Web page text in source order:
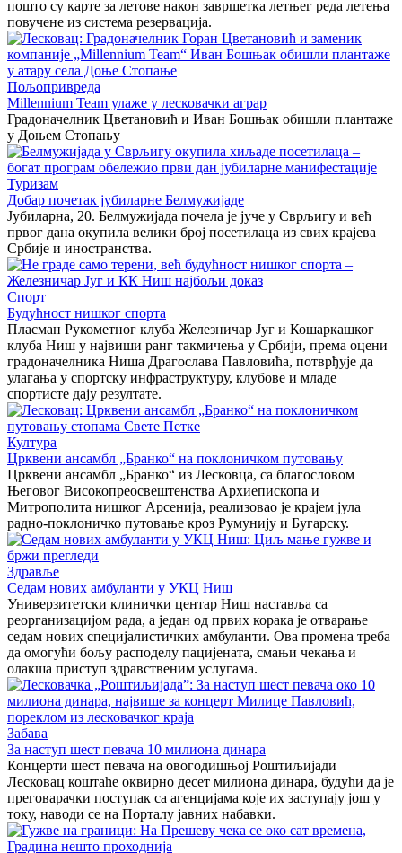
пошто су карте за летове након завршетка летњег реда летења
повучене из система резервација.
Пољопривреда
Millennium Team улаже у лесковачки аграр
Градоначелник Цветановић и Иван Бошњак обишли плантаже
у Доњем Стопању
Туризам
Добар почетак јубиларне Белмужијаде
Јубиларна, 20. Белмужијада почела је јуче у Сврљигу и већ
првог дана окупила велики број посетилаца из свих крајева
Србије и иностранства.
Спорт
Будућност нишког спорта
Пласман Рукометног клуба Железничар Југ и Кошаркашког
клуба Ниш у највиши ранг такмичења у Србији, према оцени
градоначелника Ниша Драгослава Павловића, потврђује да
улагања у спортску инфраструктуру, клубове и младе
спортисте дају резултате.
Култура
Црквени ансамбл „Бранко“ на поклоничком путовању
Црквени ансамбл „Бранко“ из Лесковца, са благословом
Његовог Високопреосвештенства Архиепископа и
Митрополита нишког Арсенија, реализовао је крајем јула
радно-поклоничко путовање кроз Румунију и Бугарску.
Здравље
Седам нових амбуланти у УКЦ Ниш
Универзитетски клинички центар Ниш наставља са
реорганизацијом рада, а један од првих корака је отварање
седам нових специјалистичких амбуланти. Ова промена треба
да омогући бољу расподелу пацијената, смањи чекања и
олакша приступ здравственим услугама.
Забава
За наступ шест певача 10 милиона динара
Концерти шест певача на овогодишњој Роштиљијади
Лесковац коштаће оквирно десет милиона динара, будући да је
преговарачки поступак са агенцијама које их заступају још у
току, наводи се на Порталу јавних набавки.